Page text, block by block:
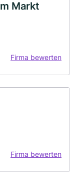
Markt
Firma bewerten
Firma bewerten